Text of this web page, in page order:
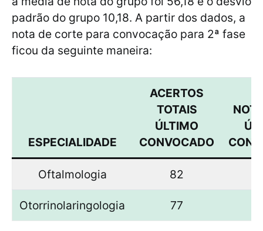
padrão do grupo 10,18. A partir dos dados, a
nota de corte para convocação para 2ª fase
ficou da seguinte maneira:
ESPECIALIDADE
ACERTOS
TOTAIS
ÚLTIMO
CONVOCADO
Oftalmologia 82
Otorrinolaringologia 77